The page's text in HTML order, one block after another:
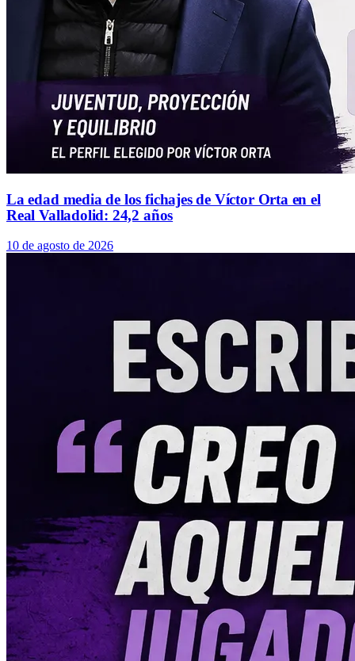
La edad media de los fichajes de Víctor Orta en el
Real Valladolid: 24,2 años
10 de agosto de 2026